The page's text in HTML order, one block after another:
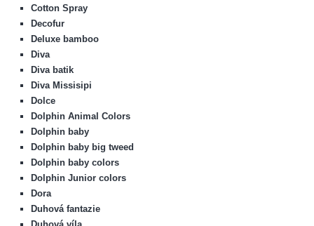
Cotton Spray
Decofur
Deluxe bamboo
Diva
Diva batik
Diva Missisipi
Dolce
Dolphin Animal Colors
Dolphin baby
Dolphin baby big tweed
Dolphin baby colors
Dolphin Junior colors
Dora
Duhová fantazie